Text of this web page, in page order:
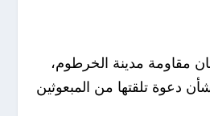
مقاومة مدينة الخرطوم،
دعوة تلقتها من المبعوثين